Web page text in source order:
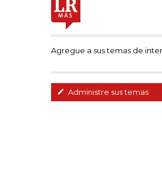
Agregue a sus temas de
Administre sus temas